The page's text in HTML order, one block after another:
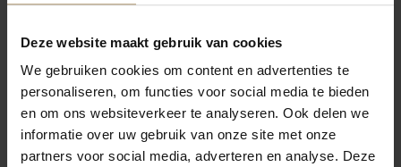
Deze website maakt gebruik van cookies
We gebruiken cookies om content en advertenties te
personaliseren, om functies voor social media te bieden
en om ons websiteverkeer te analyseren. Ook delen we
informatie over uw gebruik van onze site met onze
partners voor social media, adverteren en analyse. Deze
Marlborough